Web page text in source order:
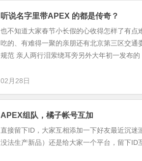
听说名字里带APEX 的都是传奇？
也不知道大家春节小长假的心收得怎样了有
吃的、有难得一聚的亲朋还有北京第三区交通
规范 亲人两行泪萦绕耳旁另外大年初一发布的
02月28日
APEX组队，橘子帐号互加
直接留下ID，大家互相添加一下好友最近沉
没法生产新品）还是给大家一个平台，留下ID